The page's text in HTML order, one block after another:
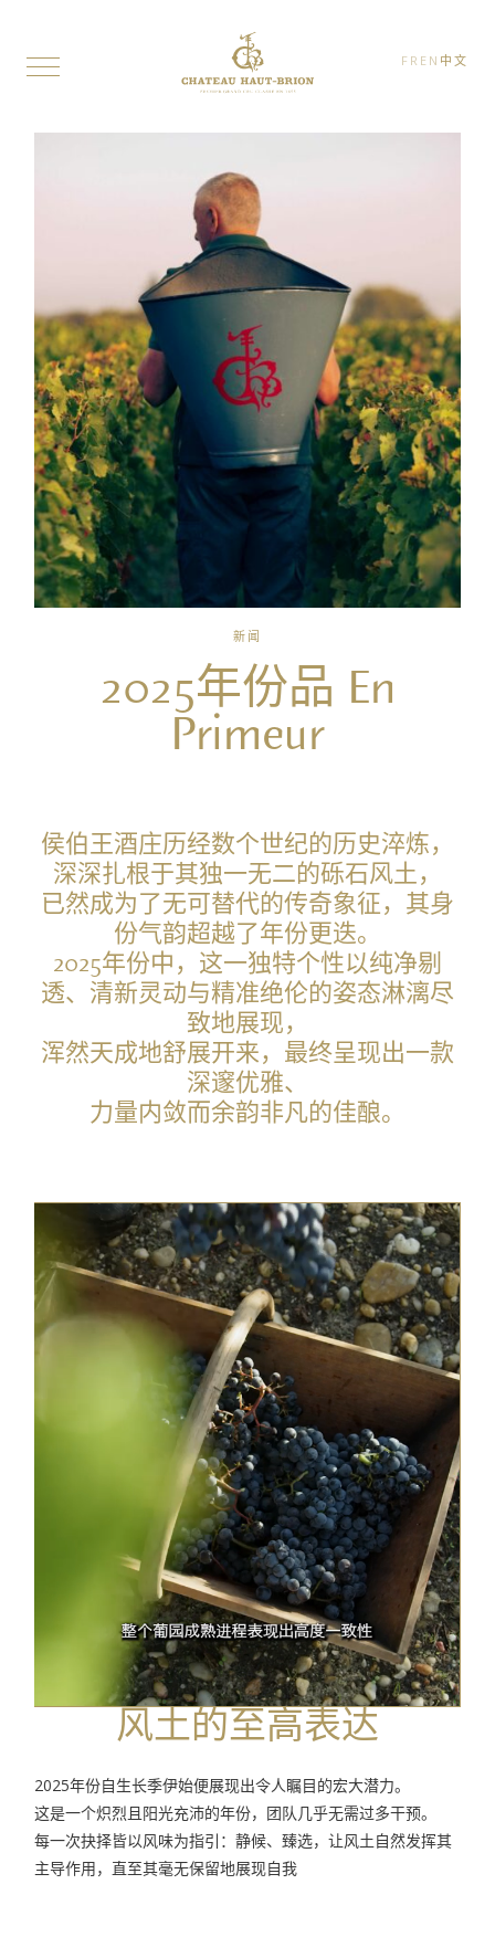
FR EN 中文
新闻
2025年份品 En
Primeur
侯伯王酒庄历经数个世纪的历史淬炼，
深深扎根于其独一无二的砾石风土，
已然成为了无可替代的传奇象征，其身
份气韵超越了年份更迭。
2025年份中，这一独特个性以纯净剔
透、清新灵动与精准绝伦的姿态淋漓尽
致地展现，
浑然天成地舒展开来，最终呈现出一款
深邃优雅、
力量内敛而余韵非凡的佳酿。
风土的至高表达
2025年份自生长季伊始便展现出令人瞩目的宏大潜力。
这是一个炽烈且阳光充沛的年份，团队几乎无需过多干预。
每一次抉择皆以风味为指引：静候、臻选，让风土自然发挥其
主导作用，直至其毫无保留地展现自我